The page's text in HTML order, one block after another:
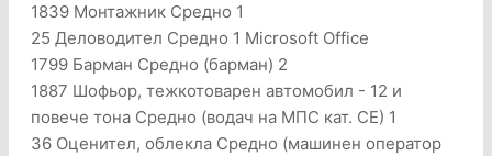
1839 Монтажник Средно 1
25 Деловодител Средно 1 Microsoft Office
1799 Барман Средно (барман) 2
1887 Шофьор, тежкотоварен автомобил - 12 и
повече тона Средно (водач на МПС кат. СЕ) 1
36 Оценител, облекла Средно (машинен оператор